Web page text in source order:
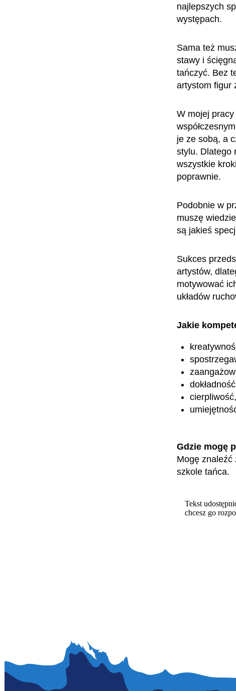
najlepszych
występach.
Sama też
stawy i
tańczyć. Bez
artystom figur
W mojej
je ze sobą, a
stylu. Dlatego
wszystkie
poprawnie.
Podobnie w
muszę
są jakieś
Sukces
artystów,
motywować
układów
Jakie
cierpliwość,
Gdzie mogę
Mogę znaleźć
szkole tańca.
Tekst
chcesz go